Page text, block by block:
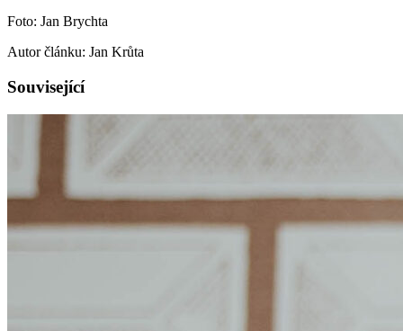
Foto: Jan Brychta
Autor článku: Jan Krůta
Související